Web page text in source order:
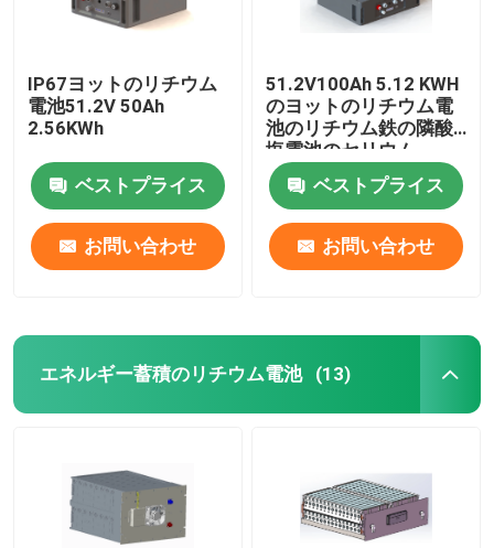
IP67ヨットのリチウム
電池51.2V 50Ah
2.56KWh
ベストプライス
お問い合わせ
51.2V100Ah 5.12 KWH
のヨットのリチウム電
池のリチウム鉄の隣酸
塩電池のセリウム
ベストプライス
お問い合わせ
エネルギー蓄積のリチウム電池 (13)